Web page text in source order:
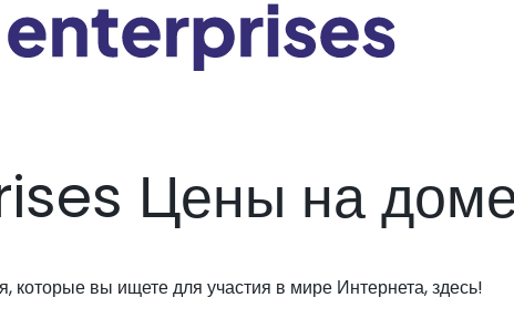
Цены на
которые вы ищете для участия в мире Интернета, здесь!